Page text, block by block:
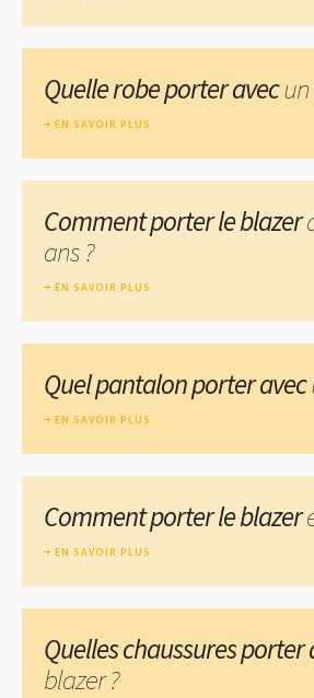
Quelle robe porter avec
EN SAVOIR PLUS
Comment porter le blazer
ans ?
EN SAVOIR PLUS
Quel pantalon porter avec
EN SAVOIR PLUS
Comment porter le blazer
EN SAVOIR PLUS
Quelles chaussures porter
blazer ?